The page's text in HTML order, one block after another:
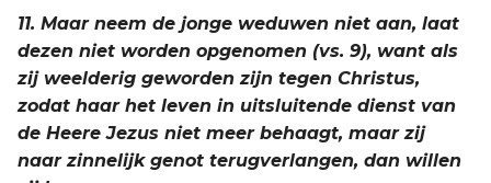
11. Maar neem de jonge weduwen niet aan, laat
dezen niet worden opgenomen (vs. 9), want als
zij weelderig geworden zijn tegen Christus,
zodat haar het leven in uitsluitende dienst van
de Heere Jezus niet meer behaagt, maar zij
naar zinnelijk genot terugverlangen, dan willen